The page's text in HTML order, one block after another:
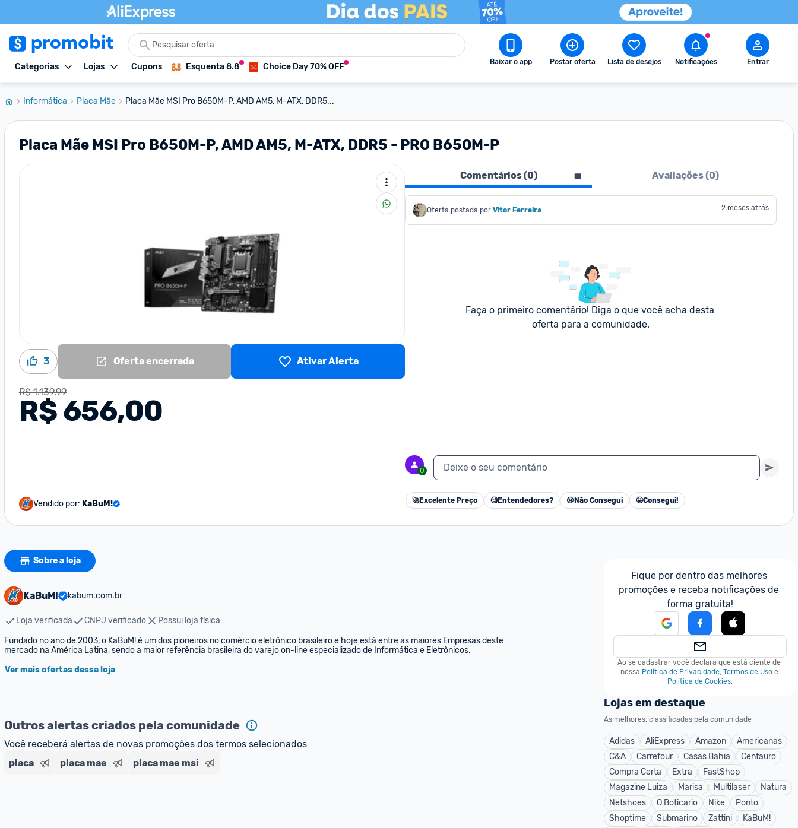
Categorias Lojas Cupons Esquenta 8.8 Choice Day 70% OFF Baixar o app Postar oferta Lista de desejos Notificações Entrar
Informática Placa Mãe Placa Mãe MSI Pro B650M-P, AMD AM5, M-ATX, DDR5...
Placa Mãe MSI Pro B650M-P, AMD AM5, M-ATX, DDR5 - PRO B650M-P
3 Oferta encerrada Ativar Alerta
R$ 1.139,99
R$ 656,00
Vendido por: KaBuM!
Comentários (0) Avaliações (0)
Oferta postada por Vitor Ferreira 2 meses atrás
Faça o primeiro comentário! Diga o que você acha desta
oferta para a comunidade.
0 Deixe o seu comentário
🚀Excelente Preço 🧐Entendedores? 😢 Não Consegui 🤩Consegui!
Sobre a loja
KaBuM! kabum.com.br
Loja verificada CNPJ verificado
Possui loja física
Fundado no ano de 2003, o KaBuM! é um dos pioneiros no comércio eletrônico brasileiro e hoje está entre as maiores Empresas deste
mercado na América Latina, sendo a maior referência brasileira do varejo on-line especializado de Informática e Eletrônicos.
Ver mais ofertas dessa loja
Outros alertas criados pela comunidade
Você receberá alertas de novas promoções dos termos selecionados
placa
placa mae placa mae msi
Fique por dentro das melhores
promoções e receba notificações de
forma gratuita!
Ao se cadastrar você declara que está ciente de
nossa Política de Privacidade, Termos de Uso e
Política de Cookies.
Lojas em destaque
As melhores, classificadas pela comunidade
Adidas AliExpress Amazon
Americanas
C&A
Carrefour Casas Bahia
Centauro
Compra Certa
Extra
FastShop
Magazine Luiza
Marisa Multilaser
Natura
Netshoes
O Boticario Nike
Ponto
Shoptime
Submarino Zattini
KaBuM!